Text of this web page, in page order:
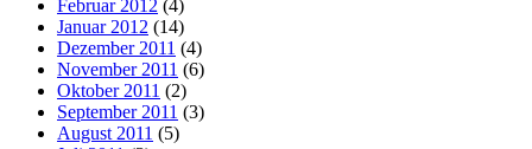
Februar 2012 (4)
Januar 2012 (14)
Dezember 2011 (4)
November 2011 (6)
Oktober 2011 (2)
September 2011 (3)
August 2011 (5)